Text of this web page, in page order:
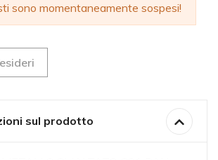
sono momentaneamente sospesi!
sul prodotto